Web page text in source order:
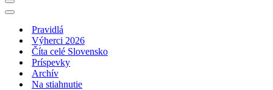
Menu
navigácie
Menu
navigáciePravidlá
Výherci 2026
Číta celé Slovensko
Príspevky
Archív
Na stiahnutie